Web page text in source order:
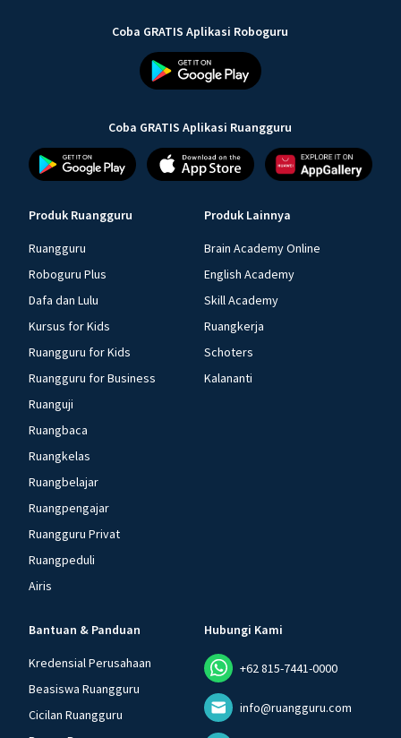
Coba GRATIS Aplikasi Roboguru
Coba GRATIS Aplikasi Ruangguru
Produk Ruangguru
Ruangguru
Roboguru Plus
Dafa dan Lulu
Kursus for Kids
Ruangguru for Kids
Ruangguru for Business
Ruanguji
Ruangbaca
Ruangkelas
Ruangbelajar
Ruangpengajar
Ruangguru Privat
Ruangpeduli
Airis
Produk Lainnya
Brain Academy Online
English Academy
Skill Academy
Ruangkerja
Schoters
Kalananti
Bantuan & Panduan
Kredensial Perusahaan
Beasiswa Ruangguru
Cicilan Ruangguru
Hubungi Kami
+62 815-7441-0000
info@ruangguru.com